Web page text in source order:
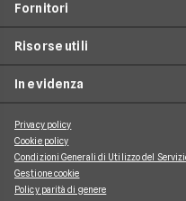
Contatti
Servizio clienti
Offerte Internet Casa
Offerte Telefonia mobile
Fornitori
Provider Internet
Piattaforme Streaming e Pay-TV
Risorse utili
Guide internet casa
Guide alla telefonia mobile
Guide allo streaming tv
In evidenza
Aggiornamenti su Luce e Gas
Approfondimenti Internet Casa
Argomenti di Telefonia Mobile
Privacy policy
Cookie policy
Condizioni Generali di Utilizzo del
Gestione cookie
Policy parità di genere